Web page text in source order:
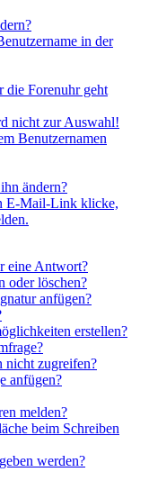
in der
die Forenuhr geht
nicht zur Auswahl!
Benutzernamen
ändern?
E-Mail-Link klicke,
eine Antwort?
oder löschen?
anfügen?
erstellen?
nicht zugreifen?
anfügen?
melden?
beim Schreiben
werden?